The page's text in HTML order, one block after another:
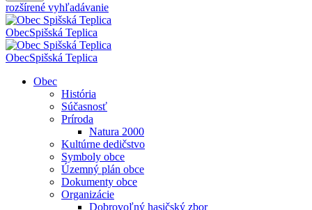
rozšírené vyhľadávanie
ObecSpišská Teplica
ObecSpišská Teplica
Obec
História
Súčasnosť
Príroda
Natura 2000
Kultúrne dedičstvo
Symboly obce
Územný plán obce
Dokumenty obce
Organizácie
Dobrovoľný hasičský zbor